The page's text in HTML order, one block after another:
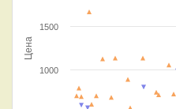
Цена
1000
1500